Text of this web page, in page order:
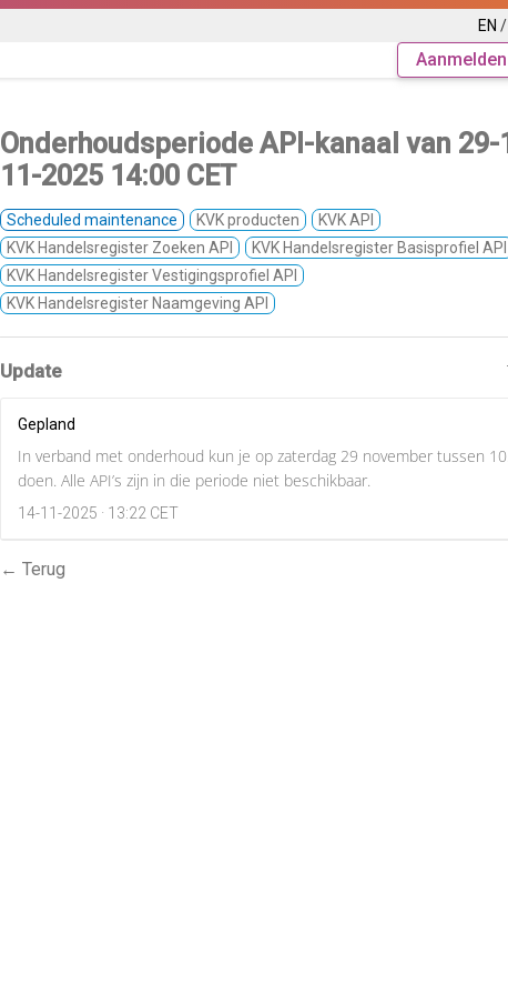
EN /
Aanmelden
Onderhoudsperiode API-kanaal van 29-
11-2025 14:00 CET
Scheduled maintenance KVK producten
KVK API
KVK Handelsregister Zoeken API
KVK Handelsregister Basisprofiel API
KVK Handelsregister Vestigingsprofiel API
KVK Handelsregister Naamgeving API
Update
Gepland
In verband met onderhoud kun je op zaterdag 29 november tussen
doen. Alle API’s zijn in die periode niet beschikbaar.
14-11-2025 · 13:22 CET
← Terug